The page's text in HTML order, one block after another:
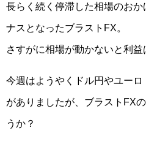
長らく続く停滞した相場のお
ナスとなったブラストFX。
さすがに相場が動かないと利益
今週はようやくドル円やユー
がありましたが、ブラストFX
うか？